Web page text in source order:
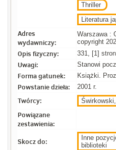
Thriller
Literatura
Adres
wydawniczy:
Warszawa :
copyright
Opis fizyczny: 331, [1]
Uwagi: Stanowi
Forma gatunek: Książki.
Powstanie dzieła: 2001 r.
Twórcy:
Powiązane
zestawienia:
Skocz do:
Inne
biblioteki